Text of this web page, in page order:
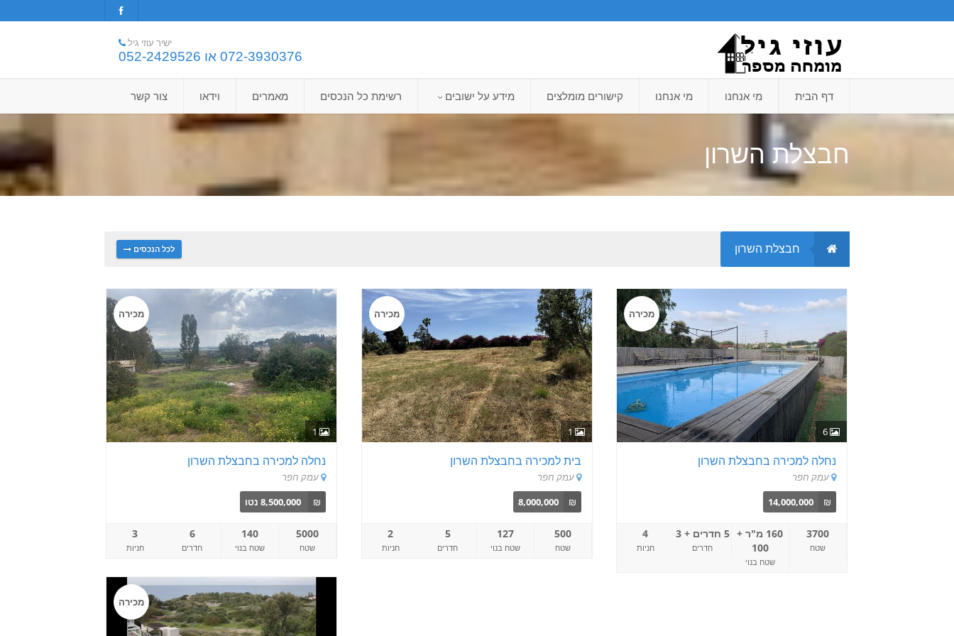
ישיר עוזי גיל
072-3930376 או 052-2429526
דף הבית מי אנחנו מי אנחנו קישורים מומלצים מידע על ישובים רשימת כל הנכסים מאמרים וידאו צור קשר
חבצלת השרון
לכל הנכסים חבצלת השרון
1
מכירה
נחלה למכירה בחבצלת השרון
עמק חפר
₪
5000
שטח
140
שטח בנוי
6
חדרים
3
חניות
1
מכירה
בית למכירה בחבצלת השרון
עמק חפר
₪
8,000,000
500
שטח
127
שטח בנוי
5
חדרים
2
חניות
6
מכירה
נחלה למכירה בחבצלת השרון
עמק חפר
₪
14,000,000
3700
שטח
160 מ"ר +
100
שטח בנוי
5 חדרים + 3
חדרים
4
חניות
מכירה